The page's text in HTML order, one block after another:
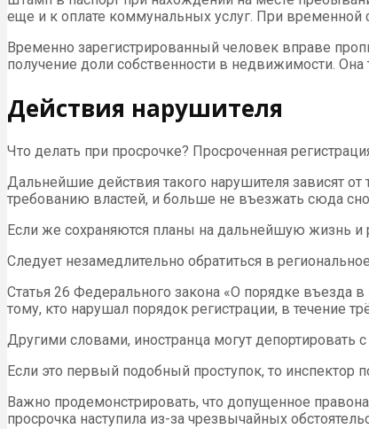
еще и к оплате коммунальных услуг. При
Временно зарегистрированный человек вправе
получение доли собственности в недвижимости.
Действия нарушителя
Что делать при просрочке? Просроченная
Дальнейшие действия такого нарушителя зависят
требованию властей, и больше не въезжать сюда
Если же сохраняются планы на дальнейшую жизнь и
Следует незамедлительно обратиться в
Статья 26 Федерального закона «О порядке въезда
тому, кто нарушал порядок регистрации, в течение
Другими словами, иностранца могут депортировать
Если это первый подобный проступок, то инспектор
Важно продемонстрировать, что допущенное
просрочка наступила из-за чрезвычайных